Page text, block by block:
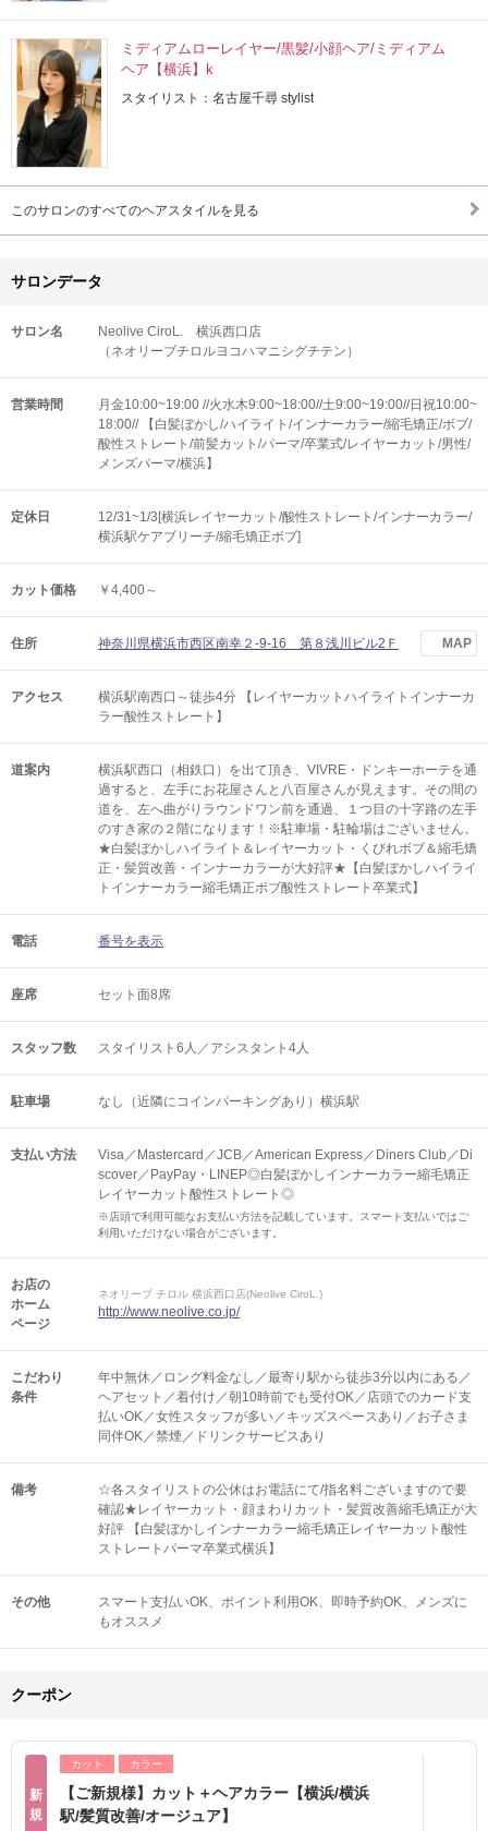
ミディアムローレイヤー/黒髪/小顔ヘア/ミディアム
ヘア【横浜】k
スタイリスト：名古屋千尋 stylist
このサロンのすべてのヘアスタイルを見る
サロンデータ
サロン名
Neolive CiroL. 横浜西口店
（ネオリーブチロルヨコハマニシグチテン）
営業時間
月金10:00~19:00 //火水木9:00~18:00//土9:00~19:00//日祝10:00~
18:00// 【白髪ぼかし/ハイライト/インナーカラー/縮毛矯正/ボブ/
酸性ストレート/前髪カット/パーマ/卒業式/レイヤーカット/男性/
メンズパーマ/横浜】
定休日
12/31~1/3[横浜レイヤーカット/酸性ストレート/インナーカラー/
横浜駅ケアブリーチ/縮毛矯正ボブ]
カット価格 ￥4,400～
住所 神奈川県横浜市西区南幸２-9-16 第８浅川ビル2Ｆ MAP
アクセス
横浜駅南西口～徒歩4分 【レイヤーカットハイライトインナーカ
ラー酸性ストレート】
道案内
横浜駅西口（相鉄口）を出て頂き、VIVRE・ドンキーホーテを通
過すると、左手にお花屋さんと八百屋さんが見えます。その間の
道を、左へ曲がりラウンドワン前を通過、１つ目の十字路の左手
のすき家の２階になります！※駐車場・駐輪場はございません。
★白髪ぼかしハイライト＆レイヤーカット・くびれボブ＆縮毛矯
正・髪質改善・インナーカラーが大好評★【白髪ぼかしハイライ
トインナーカラー縮毛矯正ボブ酸性ストレート卒業式】
電話 番号を表示
座席 セット面8席
スタッフ数 スタイリスト6人／アシスタント4人
駐車場 なし（近隣にコインパーキングあり）横浜駅
支払い方法
Visa／Mastercard／JCB／American Express／Diners Club／Di
scover／PayPay・LINEP◎白髪ぼかしインナーカラー縮毛矯正
レイヤーカット酸性ストレート◎
※店頭で利用可能なお支払い方法を記載しています。スマート支払いではご
利用いただけない場合がございます。
お店の
ホーム
ページ
ネオリーブ チロル 横浜西口店(Neolive CiroL.)
http://www.neolive.co.jp/
こだわり
条件
年中無休／ロング料金なし／最寄り駅から徒歩3分以内にある／
ヘアセット／着付け／朝10時前でも受付OK／店頭でのカード支
払いOK／女性スタッフが多い／キッズスペースあり／お子さま
同伴OK／禁煙／ドリンクサービスあり
備考
☆各スタイリストの公休はお電話にて/指名料ございますので要
確認★レイヤーカット・顔まわりカット・髪質改善縮毛矯正が大
好評 【白髪ぼかしインナーカラー縮毛矯正レイヤーカット酸性
ストレートパーマ卒業式横浜】
その他 スマート支払いOK ポイント利用OK 即時予約OK
メンズに
もオススメ
クーポン
新
規
カット カラー
【ご新規様】カット＋ヘアカラー【横浜/横浜
駅/髪質改善/オージュア】